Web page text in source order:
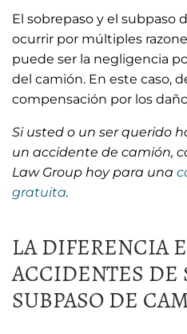
El sobrepaso y el subpaso
ocurrir por múltiples
puede ser la negligencia
del camión. En este caso,
compensación por los
Si usted o un ser querido
un accidente de camión,
Law Group hoy para una
gratuita.
LA DIFERENCIA
ACCIDENTES DE
SUBPASO DE